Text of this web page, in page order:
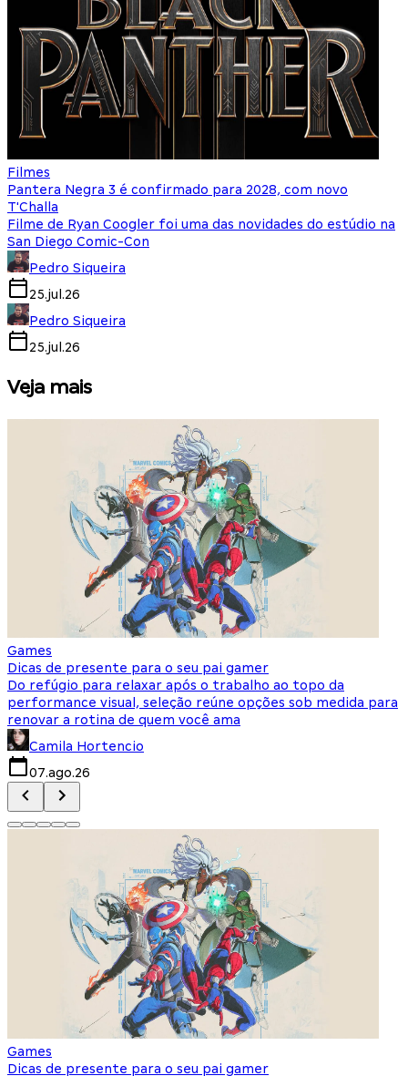
Filmes
Pantera Negra 3 é confirmado para 2028, com novo
T'Challa
Filme de Ryan Coogler foi uma das novidades do estúdio na
San Diego Comic-Con
Pedro Siqueira
25.jul.26
Pedro Siqueira
25.jul.26
Veja mais
Games
Dicas de presente para o seu pai gamer
Do refúgio para relaxar após o trabalho ao topo da
performance visual, seleção reúne opções sob medida para
renovar a rotina de quem você ama
Camila Hortencio
07.ago.26
Games
Dicas de presente para o seu pai gamer